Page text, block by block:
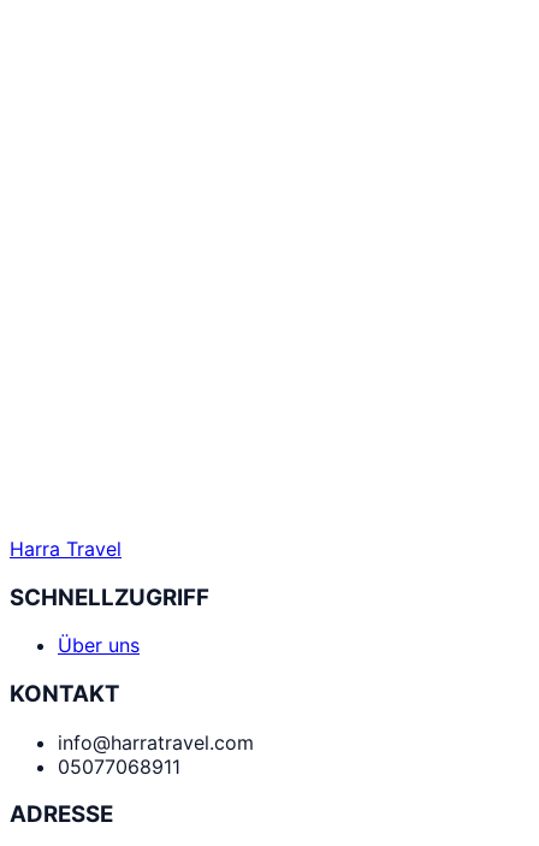
Harra Travel
SCHNELLZUGRIFF
Über uns
KONTAKT
info@harratravel.com
05077068911
ADRESSE